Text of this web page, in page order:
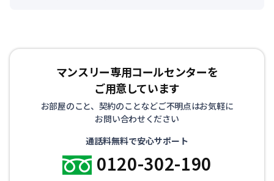
マンスリー専用コールセンターを
ご用意しています
お部屋のこと、契約のことなどご不明点はお気軽に
お問い合わせください
通話料無料で安心サポート
0120-302-190